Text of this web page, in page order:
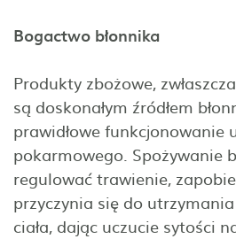
Bogactwo błonnika
Produkty zbożowe,
są doskonałym źródłem
prawidłowe funkcjonowanie
pokarmowego. Spożywanie
regulować trawienie,
przyczynia się do
ciała, dając uczucie sytości